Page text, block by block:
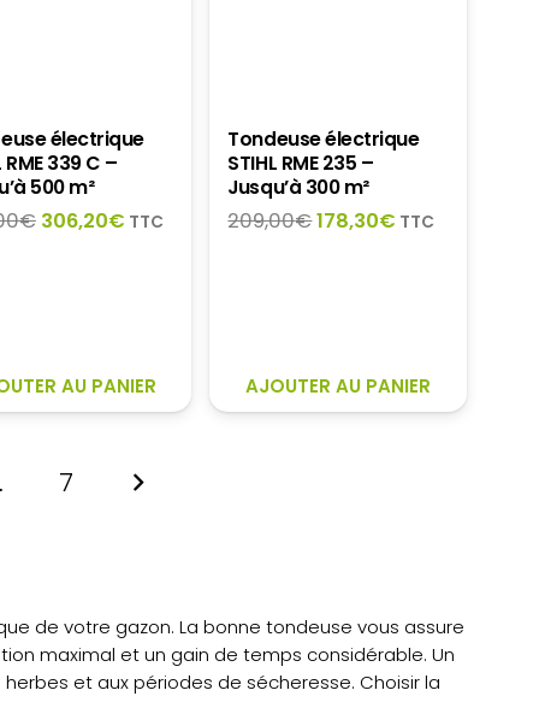
électrique
RME 339 C –
500 m²
€ Le
306,20€Le
TTC
AU PANIER
Tondeuse électrique
STIHL RME 235 –
Jusqu’à 300 m²
209,00€Le
178,30€ Le
TTC
AJOUTER AU PANIER
7
de votre gazon. La bonne tondeuse vous assure
maximal et un gain de temps considérable. Un
et aux périodes de sécheresse. Choisir la